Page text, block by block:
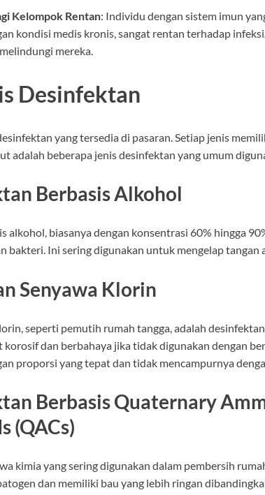
Kelompok Rentan: Individu dengan sistem imun
kondisi medis kronis, sangat rentan terhadap
mereka.
Desinfektan
yang tersedia di pasaran. Setiap jenis
adalah beberapa jenis desinfektan yang umum
Berbasis Alkohol
alkohol, biasanya dengan konsentrasi 60% hingga
bakteri. Ini sering digunakan untuk mengelap tangan
Senyawa Klorin
seperti pemutih rumah tangga, adalah
dan berbahaya jika tidak digunakan dengan
proporsi yang tepat dan tidak mencampurnya
Berbasis Quaternary
(QACs)
kimia yang sering digunakan dalam pembersih
dan memiliki bau yang lebih ringan